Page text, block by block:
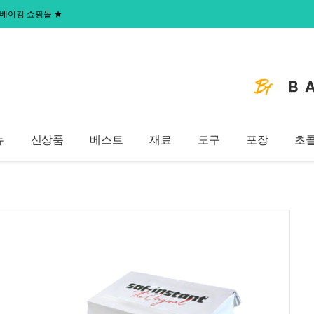
이킹 쇼핑몰 ★
신상품 베스트 재료 도구 포장 초